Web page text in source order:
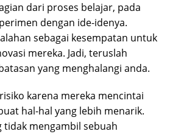
dari proses belajar, pada
dengan ide-idenya.
sebagai kesempatan untuk
mereka. Jadi, teruslah
yang menghalangi anda.
karena mereka mencintai
hal-hal yang lebih menarik.
tidak mengambil sebuah